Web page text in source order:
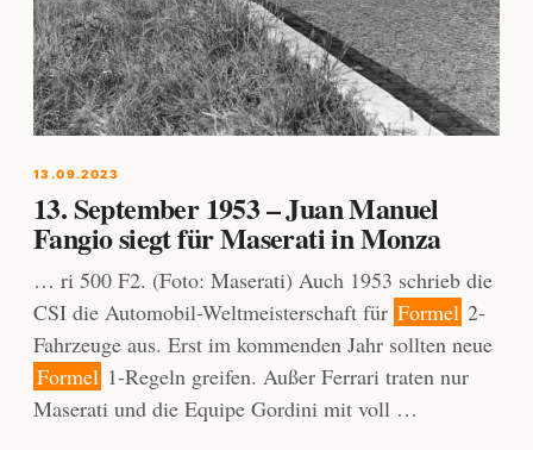
13.09.2023
13. September 1953 – Juan Manuel
Fangio siegt für Maserati in Monza
… ri 500 F2. (Foto: Maserati) Auch 1953 schrieb die
CSI die Automobil-Weltmeisterschaft für Formel 2-
Fahrzeuge aus. Erst im kommenden Jahr sollten neue
Formel 1-Regeln greifen. Außer Ferrari traten nur
Maserati und die Equipe Gordini mit voll …